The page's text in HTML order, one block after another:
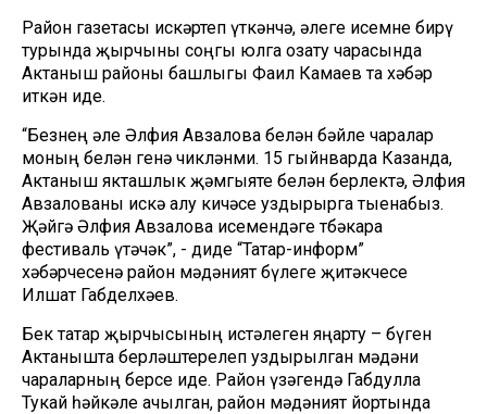
Район газетасы искәртеп үткәнчә, әлеге исемне бирү
турында җырчыны соңгы юлга озату чарасында
Актаныш районы башлыгы Фаил Камаев та хәбәр
иткән иде.
“Безнең әле Әлфия Авзалова белән бәйле чаралар
моның белән генә чикләнми. 15 гыйнварда Казанда,
Актаныш якташлык җәмгыяте белән берлектә, Әлфия
Авзалованы искә алу кичәсе уздырырга тыенабыз.
Җәйгә Әлфия Авзалова исемендәге төбәкара
фестиваль үтәчәк”, - диде “Татар-информ”
хәбәрчесенә район мәдәният бүлеге җитәкчесе
Илшат Габделхәев.
Бөек татар җырчысының истәлеген яңарту – бүген
Актанышта берләштерелеп уздырылган мәдәни
чараларның берсе иде. Район үзәгендә Габдулла
Тукай һәйкәле ачылган, район мәдәният йортында